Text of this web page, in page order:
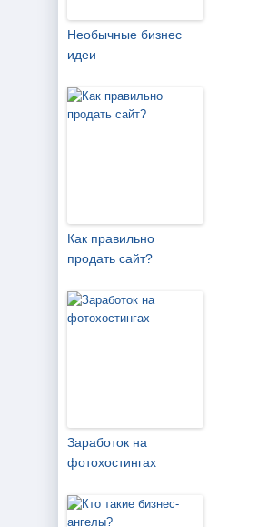
Необычные бизнес
идеи
Как правильно
продать сайт?
Заработок на
фотохостингах